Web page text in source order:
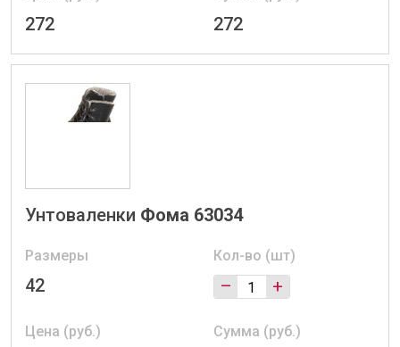
272 272
Унтоваленки Фома 63034
Размеры
42
Кол-во (шт)
– +
Цена (руб.) Сумма (руб.)